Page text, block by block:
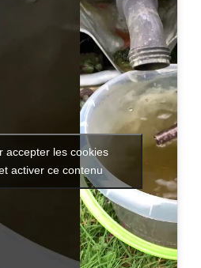
accepter les cookies
activer ce contenu